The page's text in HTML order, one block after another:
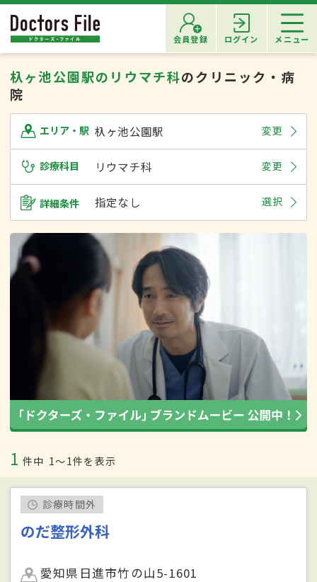
会員登録 ログイン メニュー
杁ヶ池公園駅のリウマチ科のクリニック・病
院
エリア・駅 杁ヶ池公園駅 変更
診療科目 リウマチ科 変更
詳細条件 指定なし 選択
1 件中 1〜1件を表示
診療時間外
のだ整形外科
愛知県日進市竹の山5-1601